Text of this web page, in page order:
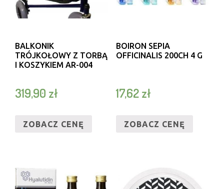
BALKONIK
TRÓJKOŁOWY Z TORBĄ
I KOSZYKIEM AR-004
319,90 zł
ZOBACZ CENĘ
BOIRON SEPIA
OFFICINALIS 200CH 4 G
17,62zł
ZOBACZ CENĘ